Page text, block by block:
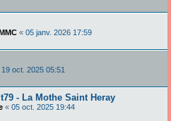
« 05 janv. 2026 17:59
19 oct. 2025 05:51
- La Mothe Saint Heray
« 05 oct. 2025 19:44